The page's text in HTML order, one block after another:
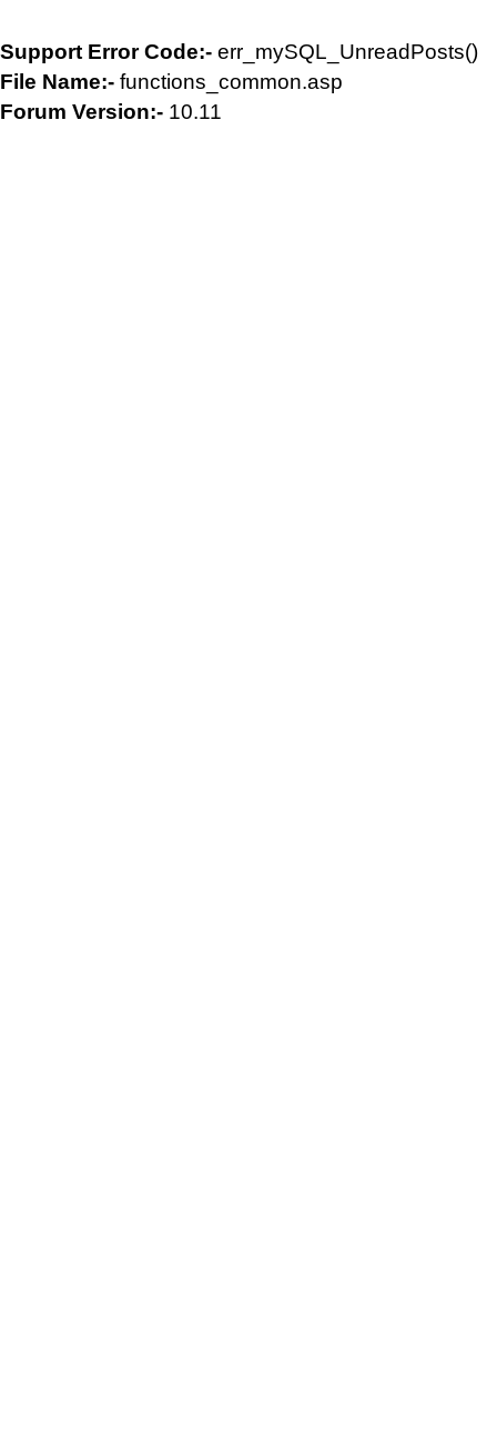
Support Error Code:- err_mySQL_UnreadPosts()
File Name:- functions_common.asp
Forum Version:- 10.11